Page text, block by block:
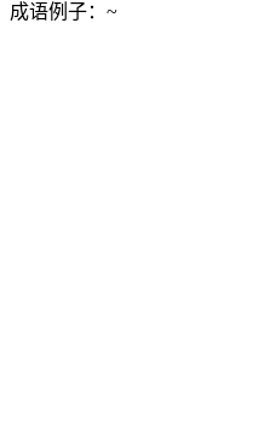
成语例子： ~